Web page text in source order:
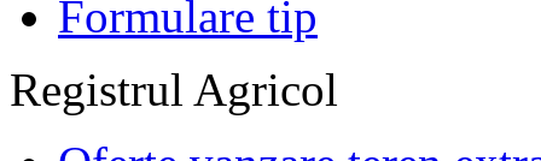
Formulare tip
Registrul Agricol